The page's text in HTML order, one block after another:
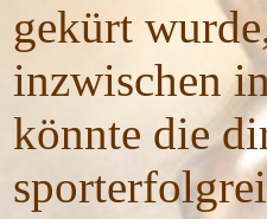
gekürt
inzwischen
könnte die